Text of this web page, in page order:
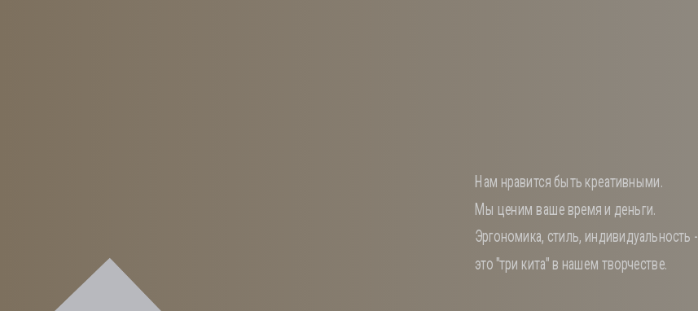
Нам нравится быть креативными.
Мы ценим ваше время и деньги.
Эргономика, стиль, индивидуальность -
это "три кита" в нашем творчестве.